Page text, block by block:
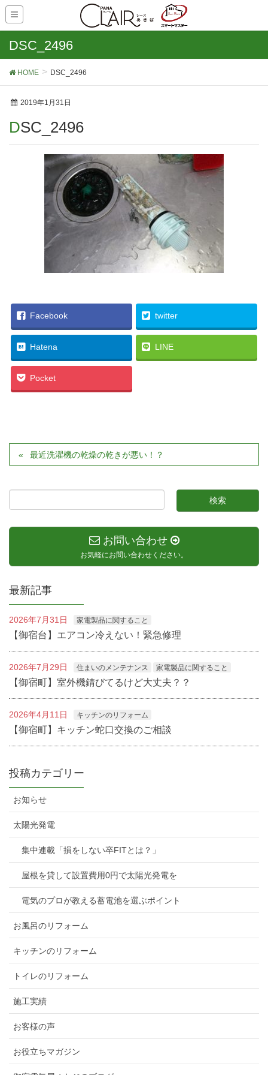
DSC_2496
HOME DSC_2496
2019年1月31日
DSC_2496
Facebook twitter
Hatena LINE
Pocket
最近洗濯機の乾燥の乾きが悪い！？
お問い合わせ
お気軽にお問い合わせください。
最新記事
2026年7月31日 家電製品に関すること
【御宿台】エアコン冷えない！緊急修理
2026年7月29日 住まいのメンテナンス 家電製品に関すること
【御宿町】室外機錆びてるけど大丈夫？？
2026年4月11日 キッチンのリフォーム
【御宿町】キッチン蛇口交換のご相談
投稿カテゴリー
お知らせ
太陽光発電
集中連載「損をしない卒FITとは？」
屋根を貸して設置費用0円で太陽光発電を
電気のプロが教える蓄電池を選ぶポイント
お風呂のリフォーム
キッチンのリフォーム
トイレのリフォーム
施工実績
お客様の声
お役立ちマガジン